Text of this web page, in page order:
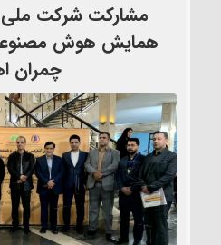
مشارکت شرکت ملی
همایش هوش
چمران